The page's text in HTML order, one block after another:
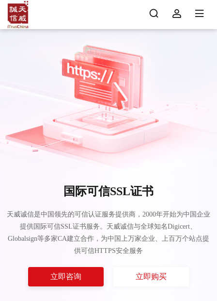
国际可信SSL证书
天威诚信是中国领先的可信认证服务提供商，2000年开始为中国企业
提供国际可信SSL证书服务。天威诚信与全球知名Digicert、
Globalsign等多家CA建立合作，为中国上万家企业、上百万个站点提
供可信HTTPS安全服务
立即咨询 立即购买